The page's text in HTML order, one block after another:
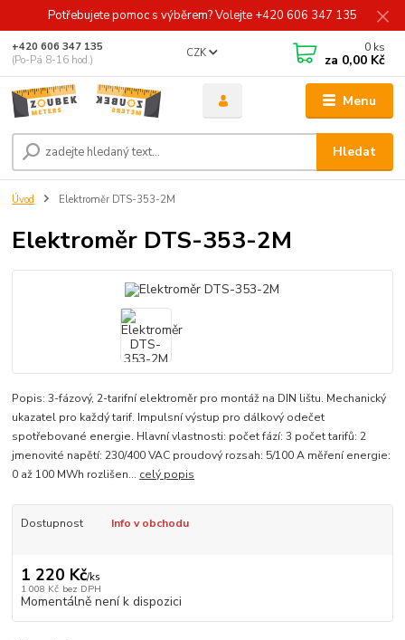
Potřebujete pomoc s výběrem? Volejte +420 606 347 135
Menu
CZK
Hledat
+420 606 347 135
(Po-Pá 8-16 hod.)
0 ks
za 0,00 Kč
Úvod Elektroměr DTS-353-2M
Elektroměr DTS-353-2M
Popis: 3-fázový, 2-tarifní elektroměr pro montáž na DIN lištu. Mechanický
ukazatel pro každý tarif. Impulsní výstup pro dálkový odečet
spotřebované energie. Hlavní vlastnosti: počet fází: 3 počet tarifů: 2
jmenovité napětí: 230/400 VAC proudový rozsah: 5/100 A měření energie:
0 až 100 MWh rozlišen... celý popis
Dostupnost Info v obchodu
1 220 Kč/ks
1 008 Kč bez DPH
Momentálně není k dispozici